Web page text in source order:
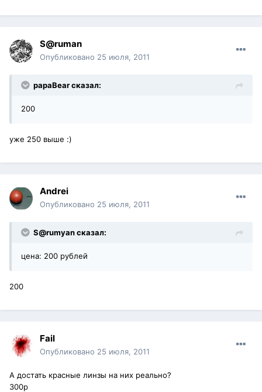
S@ruman
Опубликовано 25 июля, 2011
papaBear сказал:
200
уже 250 выше :)
Andrei
Опубликовано 25 июля, 2011
S@rumyan сказал:
цена: 200 рублей
200
Fail
Опубликовано 25 июля, 2011
А достать красные линзы на них реально?
300р